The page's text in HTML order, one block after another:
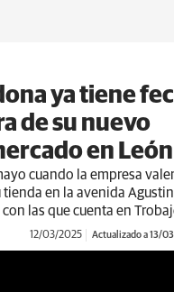
ya tiene
de su nuevo
en León
cuando la empresa
tienda en la avenida
las que cuenta en
12/03/2025 Actualizado a 13/